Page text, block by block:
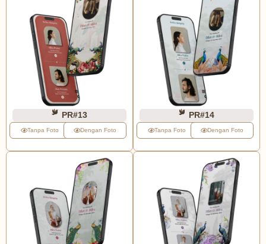
PR#13
Tanpa Foto Dengan Foto
PR#14
Tanpa Foto Dengan Foto